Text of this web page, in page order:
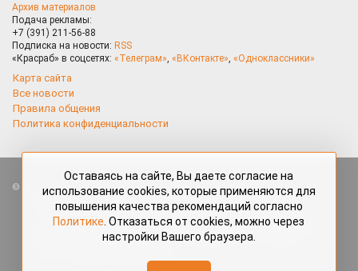
Архив материалов
Подача рекламы:
+7 (391) 211-56-88
Подписка на новости: RSS
«Красраб» в соцсетях: «Телеграм», «ВКонтакте», «Одноклассники»
Карта сайта
Все новости
Правила общения
Политика конфиденциальности
Все права защищены. Любые материалы, размещённые на портале
«Красраб.ру» сотрудниками редакции, нештатными авторами
и читателями, являются объектами авторского права. Полное или
частичное использование материалов, размещённых на портале
«Красраб.ру», допускается только с письменного согласия редакции
redaktor@krasrab.krsn.ru.
Оставаясь на сайте, Вы даете согласие на
использование cookies, которые применяются для
повышения качества рекомендаций согласно
Политике . Отказаться от cookies, можно через
настройки Вашего браузера.